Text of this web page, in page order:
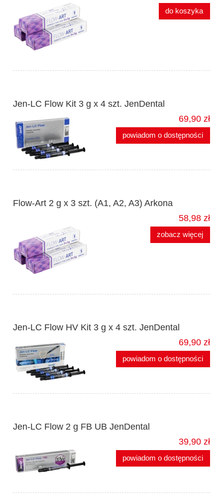
do koszyka
Jen-LC Flow Kit 3 g x 4 szt. JenDental
69,90 zł
powiadom o dostępności
Flow-Art 2 g x 3 szt. (A1, A2, A3) Arkona
58,98 zł
zobacz więcej
Jen-LC Flow HV Kit 3 g x 4 szt. JenDental
69,90 zł
powiadom o dostępności
Jen-LC Flow 2 g FB UB JenDental
39,90 zł
powiadom o dostępności